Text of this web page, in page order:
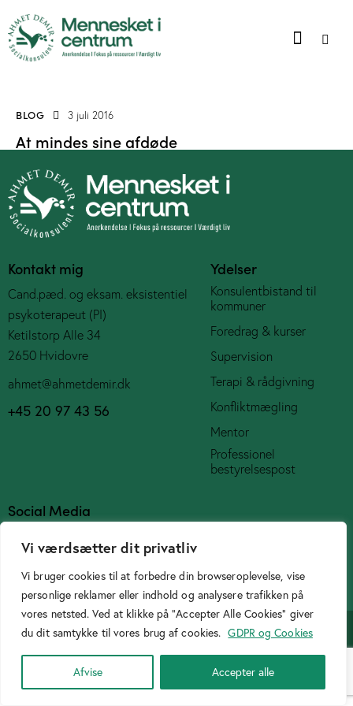
Vi værdsætter dit privatliv
Vi bruger cookies til at forbedre din browseroplevelse, vise
personlige reklamer eller indhold og analysere trafikken på
vores netsted. Ved at klikke på "Accepter Alle Cookies" giver
du dit samtykke til vores brug af cookies. GDPR og Cookies
Afvise Accepter alle
BLOG 3 juli 2016
At mindes sine afdøde
Kontakt mig
Cand.pæd. og eksam. eksistentiel
psykoterapeut (PI)
Ketilstorp Alle 34
2650 Hvidovre
ahmet@ahmetdemir.dk
+45 20 97 43 56
Ydelser
Konsulentbistand til
kommuner
Foredrag & kurser
Supervision
Terapi & rådgivning
Konfliktmægling
Mentor
Professionel
bestyrelsespost
Social Media
Cookiepolitik
DesignerBirtasarimci.net© 2026. All Rights Reserved.